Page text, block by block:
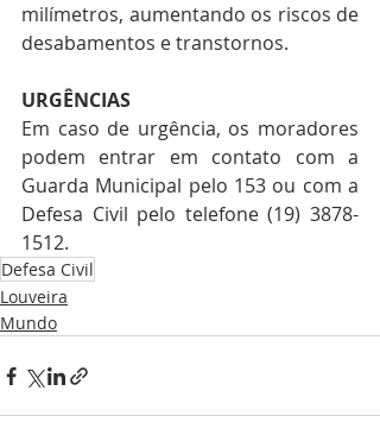
milímetros, aumentando os riscos de
desabamentos e transtornos.
URGÊNCIAS
Em caso de urgência, os moradores
podem entrar em contato com a
Guarda Municipal pelo 153 ou com a
Defesa Civil pelo telefone (19) 3878-
1512.
Defesa Civil
Louveira
Mundo